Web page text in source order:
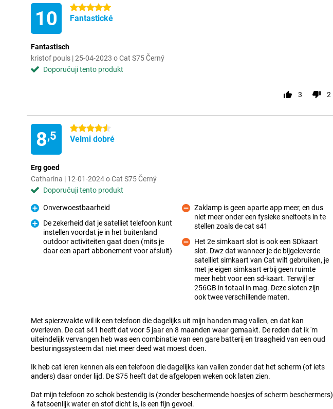
10 5 hvězdičky
Fantastické
Fantastisch
kristof pouls | 25-04-2023 o Cat S75 Černý
Doporučuji tento produkt
3 2
8,5
4.5 hvězdičky
Velmi dobré
Erg goed
Catharina | 12-01-2024 o Cat S75 Černý
Doporučuji tento produkt
Pro
Onverwoestbaarheid
De zekerheid dat je satelliet telefoon kunt
instellen voordat je in het buitenland
outdoor activiteiten gaat doen (mits je
daar een apart abbonement voor afsluit)
Proti
Zaklamp is geen aparte app meer, en dus
niet meer onder een fysieke sneltoets in te
stellen zoals de cat s41
Proti
Het 2e simkaart slot is ook een SDkaart
slot. Dwz dat wanneer je de bijgeleverde
satelliet simkaart van Cat wilt gebruiken, je
met je eigen simkaart erbij geen ruimte
meer hebt voor een sd-kaart. Terwijl er
256GB in totaal in mag. Deze sloten zijn
ook twee verschillende maten.
Met spierzwakte wil ik een telefoon die dagelijks uit mijn handen mag vallen, en dat kan
overleven. De cat s41 heeft dat voor 5 jaar en 8 maanden waar gemaakt. De reden dat ik 'm
uiteindelijk vervangen heb was een combinatie van een gare batterij en traagheid van een oud
besturingssysteem dat niet meer deed wat moest doen.
Ik heb cat leren kennen als een telefoon die dagelijks kan vallen zonder dat het scherm (of iets
anders) daar onder lijd. De S75 heeft dat de afgelopen weken ook laten zien.
Dat mijn telefoon zo schok bestendig is (zonder beschermende hoesjes of scherm beschermers)
& fatsoenlijk water en stof dicht is, is een fijn gevoel.